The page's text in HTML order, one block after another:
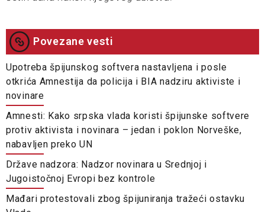
Povezane vesti
Upotreba špijunskog softvera nastavljena i posle
otkrića Amnestija da policija i BIA nadziru aktiviste i
novinare
Amnesti: Kako srpska vlada koristi špijunske softvere
protiv aktivista i novinara – jedan i poklon Norveške,
nabavljen preko UN
Države nadzora: Nadzor novinara u Srednjoj i
Jugoistočnoj Evropi bez kontrole
Mađari protestovali zbog špijuniranja tražeći ostavku